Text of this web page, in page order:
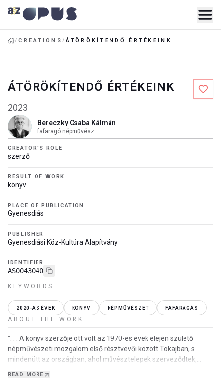
/CREATIONS/ÁTÖRÖKÍTENDŐ ÉRTÉKEINK
ÁTÖRÖKÍTENDŐ ÉRTÉKEINK
2023
Bereczky Csaba Kálmán
fafaragó népművész
CREATOR'S ROLE
szerző
RESULT OF WORK
könyv
PLACE OF PUBLICATION
Gyenesdiás
PUBLISHER
Gyenesdiási Köz-Kultúra Alapítvány
IDENTIFIER
AS0043040
KEYWORDS
2020-AS ÉVEK KÖNYV NÉPMŰVÉSZET FAFARAGÁS
ABOUT THE WORK
". . . A könyv szerzője ott volt az 1970-es évek elején születő
népművészeti mozgalom első résztvevői között Tokajban, s
mindenütt az országban, ahol művésztelepek szerveződtek,
READ MORE